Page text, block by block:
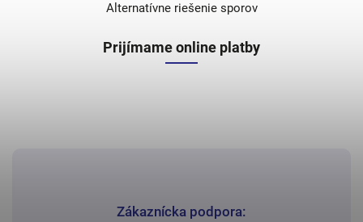
Zákaznícka podpora:
Alternatívne riešenie sporov
Prijímame online platby